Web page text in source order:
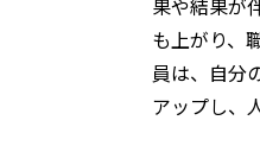
も上がり、
員は、自分
アップし、